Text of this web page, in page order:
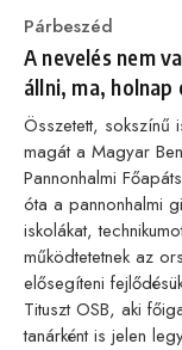
Category
Párbeszéd
A nevelés nem
állni, ma, holnap
Összetett, sokszínű
magát a Magyar
Pannonhalmi
óta a pannonhalmi
iskolákat,
működtetetnek az
elősegíteni
Tituszt OSB, aki
tanárként is jelen